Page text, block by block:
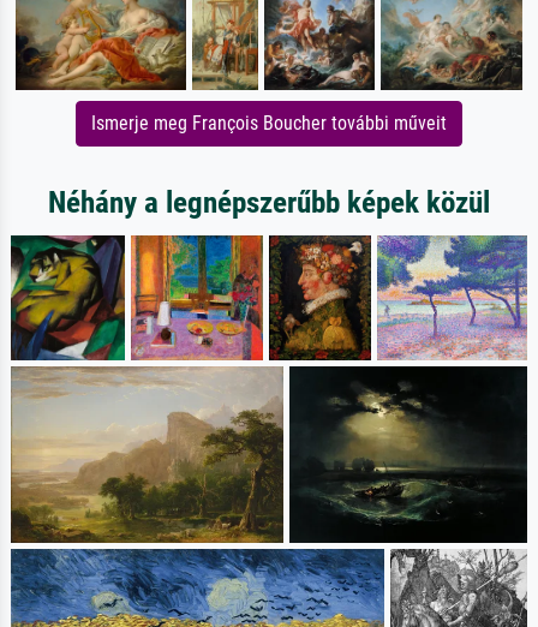
Ismerje meg François Boucher további műveit
Néhány a legnépszerűbb képek közül